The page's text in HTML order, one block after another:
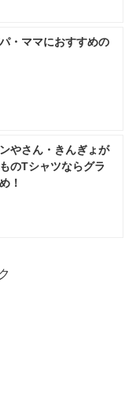
・ママにおすすめの
やさん・きんぎょが
のTシャツならグラ
！